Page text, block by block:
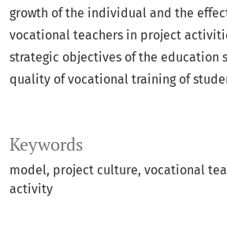
Keywords
model, project culture, vocational
activity
growth of the individual and the
vocational teachers in project
strategic objectives of the education
quality of vocational training of